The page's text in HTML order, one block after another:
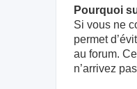
Pourquoi
Si vous ne
permet
au forum.
n’arrivez